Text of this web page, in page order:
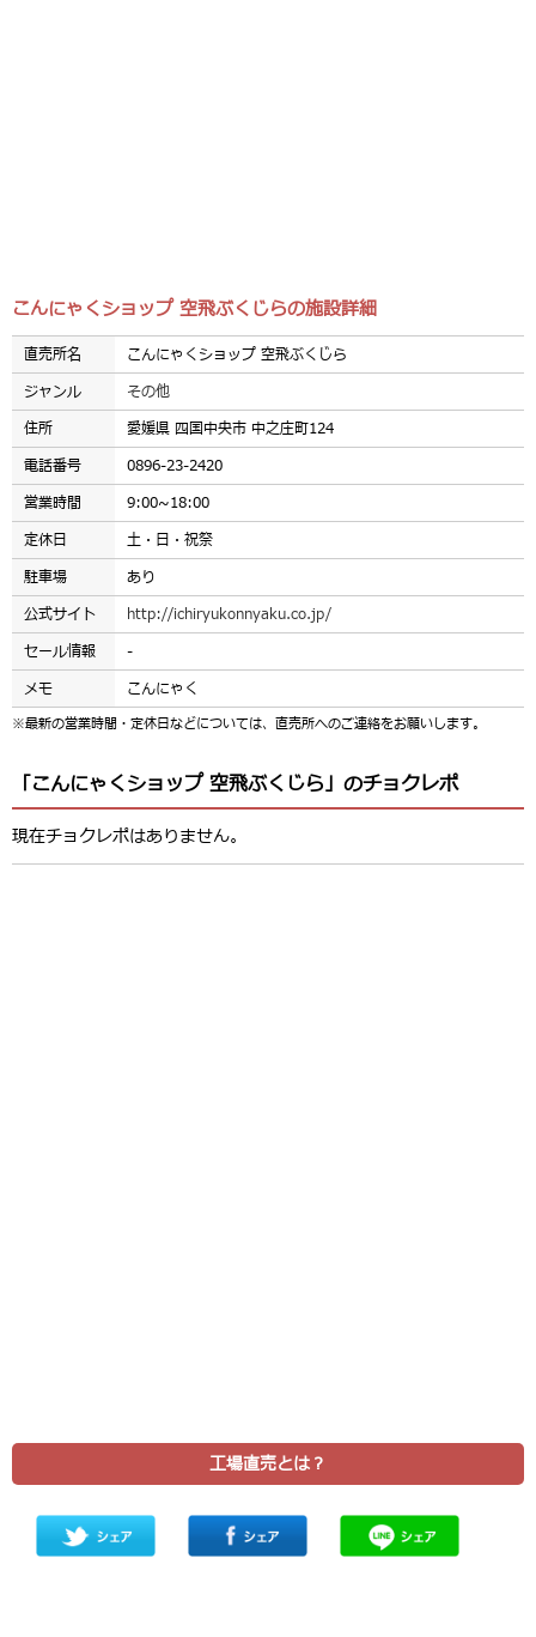
こんにゃくショップ 空飛ぶくじらの施設詳細
直売所名
こんにゃくショップ 空飛ぶくじら
ジャンル
その他
住所
愛媛県 四国中央市 中之庄町124
電話番号
0896-23-2420
営業時間
9:00~18:00
定休日
土・日・祝祭
駐車場
あり
公式サイト
http://ichiryukonnyaku.co.jp/
セール情報
-
メモ
こんにゃく
※最新の営業時間・定休日などについては、直売所へのご連絡をお願いします。
「こんにゃくショップ 空飛ぶくじら」のチョクレポ
現在チョクレポはありません。
工場直売とは？